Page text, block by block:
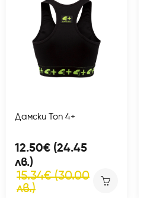
Дамски Топ 4+
12.50€ (24.45
лв.)
15.34€ (30.00
лв.)